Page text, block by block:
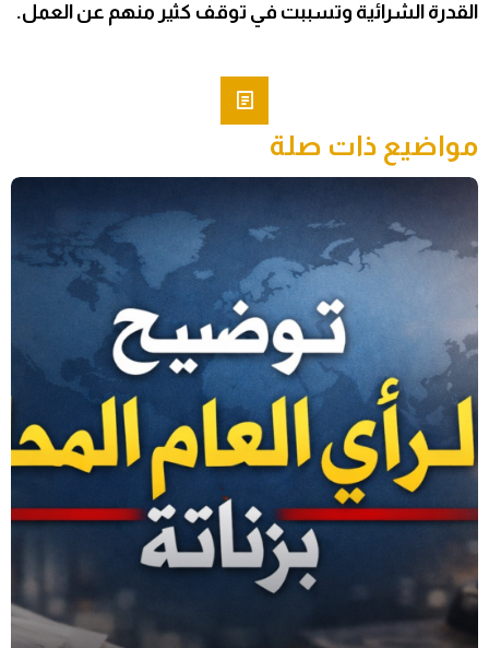
القدرة الشرائية وتسببت في توقف كثير منهم عن العمل.
مواضيع ذات صلة